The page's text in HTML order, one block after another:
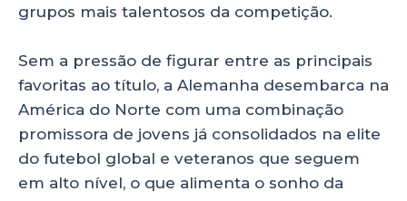
grupos mais talentosos da competição.
Sem a pressão de figurar entre as principais
favoritas ao título, a Alemanha desembarca na
América do Norte com uma combinação
promissora de jovens já consolidados na elite
do futebol global e veteranos que seguem
em alto nível, o que alimenta o sonho da